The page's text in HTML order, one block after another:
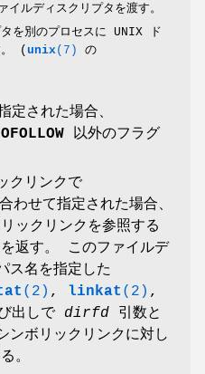
イルディスクリプタを渡す。
を別のプロセスに UNIX ド
。 (unix(7)
の
定された場合、
以外のフラグ
クリンクで
わせて指定された場合、
ックリンクを参照する
返す。 このファイルデ
ス名を指定した
(2) , linkat (2) ,
出しで dirfd 引数と
ンボリックリンクに対し
。